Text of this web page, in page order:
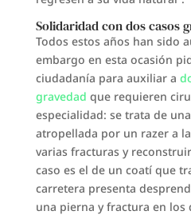
Solidaridad con dos casos
Todos estos años han sido
embargo en esta ocasión
ciudadanía para auxiliar a
gravedad que requieren
especialidad: se trata de
atropellada por un razer a
varias fracturas y
caso es el de un coatí que
carretera presenta
una pierna y fractura en los